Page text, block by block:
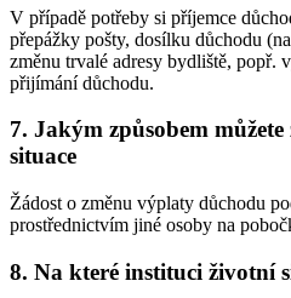
V případě potřeby si příjemce
přepážky pošty, dosílku důchodu
změnu trvalé adresy bydliště, popř.
přijímání důchodu.
7. Jakým způsobem
situace
Žádost o změnu výplaty důchodu
prostřednictvím jiné osoby na
8. Na které instituci životní